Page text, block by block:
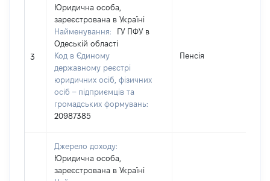
3
Юридична особа,
зареєстрована в Україні
Найменування:
ГУ ПФУ в
Одеській області
Код в Єдиному
державному реєстрі
юридичних осіб, фізичних
осіб – підприємців та
громадських формувань:
20987385
Пенсія
Джерело доходу:
Юридична особа,
зареєстрована в Україні